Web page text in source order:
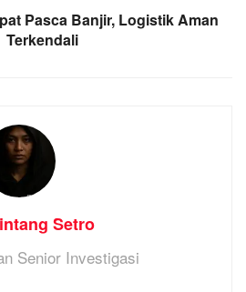
Pasca Banjir, Logistik Aman
Terkendali
Setro
Senior Investigasi